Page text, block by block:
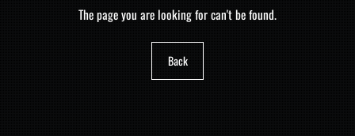
The page you are looking for can't be found.
Back